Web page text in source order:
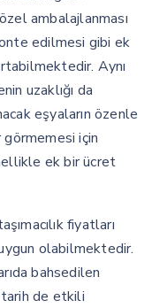
ambalajlanması
edilmesi gibi ek
Aynı
uzaklığı da
eşyaların özenle
görmemesi için
ek bir ücret
fiyatları
olabilmektedir.
bahsedilen
tarih de etkili